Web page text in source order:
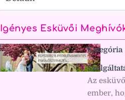
Igényes Esküvői
Kategória
Az
ember,